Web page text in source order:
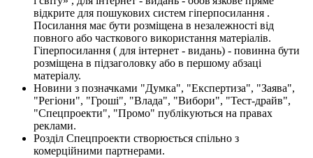
відкрите для пошукових систем гіперпосилання .
Посилання має бути розміщена в незалежності від
повного або часткового використання матеріалів.
Гіперпосилання ( для інтернет - видань) - повинна бути
розміщена в підзаголовку або в першому абзаці
матеріалу.
Новини з позначками "Думка", "Експертиза", "Заява",
"Регіони", "Гроші", "Влада", "Вибори", "Тест-драйв",
"Спецпроекти", "Промо" публікуються на правах
реклами.
Розділ Спецпроекти створюється спільно з
комерційними партнерами.